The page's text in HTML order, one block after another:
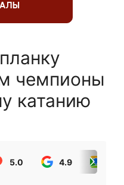
чемпионы
катанию
5.0 4.9